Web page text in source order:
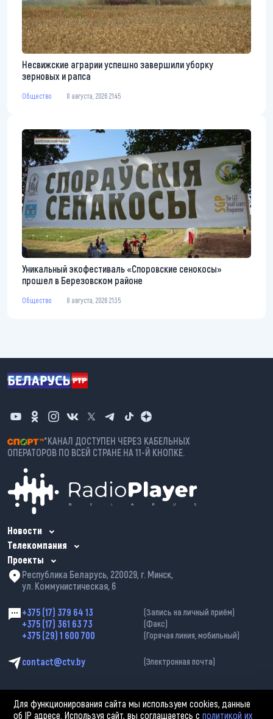
Несвижские аграрии успешно завершили уборку
зерновых и рапса
Общество 8 августа, 2026 21:45
Уникальный экофестиваль «Споровские сенокосы»
прошел в Березовском районе
Общество 8 августа, 2026 21:35
*КАНАЛ ДОСТУПЕН ЧЕРЕЗ КАБЕЛЬНЫХ
ОПЕРАТОРОВ ПО ВСЕЙ СТРАНЕ НА 11-Й КНОПКЕ.
Новости
Телекомпания
Проекты
Республика Беларусь, 220029, г. Минск,
ул. Коммунистическая, 6
+375 (17) 379 64 13 (Запись на личный приём)
+375 (17) 361 63 73 (Факс)
+375 (29) 1 600 700 (Горячая линия, мобильный)
contact@ctv.by (Электронная почта)
Для функционирования сайта мы используем cookies, данные
об IP адресе. Используя сайт, вы соглашаетесь сполитикой их